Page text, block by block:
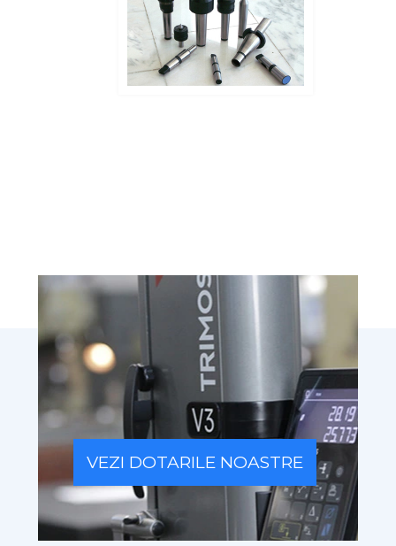
VEZI DOTARILE NOASTRE